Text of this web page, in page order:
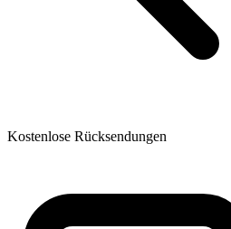
Kostenlose Rücksendungen